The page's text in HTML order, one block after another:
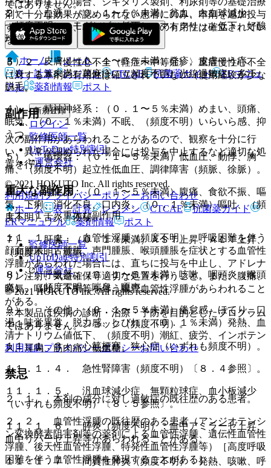
２）． 血液：（０．１〜５％未満）貧血、白血球減少、
（頻度不明）ヘモグロビン低下、ヘマトクリット低下、好酸
球増多。
３）． 皮膚：（０．１〜５％未満）発疹、皮膚そう痒、
（０．１％未満）蕁麻疹、（頻度不明）光線過敏症、多汗、
脱毛。
４）． 精神神経系：（０．１〜５％未満）めまい、頭痛、
眠気、（０．１％未満）不眠、（頻度不明）いらいら感、抑
うつ。
５）． 循環器：（０．１〜５％未満）低血圧、動悸、胸
痛、（頻度不明）起立性低血圧、調律障害（頻脈、徐脈）。
６）． 消化器：（０．１〜５％未満）腹痛、食欲不振、嘔
気、下痢、消化不良、口内炎、（０．１％未満）嘔吐、（頻
度不明）舌炎、便秘。
７）． 肝臓：（０．１％未満）ＡＳＴ上昇、ＡＬＴ上昇、
（頻度不明）黄疸。
８）． 呼吸器：（０．１〜５％未満）咳嗽、咽頭炎（喉頭
炎）、（頻度不明）喘息、嗄声。
９）． その他：（０．１〜５％未満）倦怠感、ほてり、口
渇、味覚異常、脱力感、しびれ、（０．１％未満）発熱、血
清ナトリウム値低下、（頻度不明）潮紅、疲労、インポテン
ス、耳鳴、筋肉痛、低血糖。
禁忌
２．１． 本剤の成分に対し過敏症の既往歴のある患者。
２．２． 血管性浮腫の既往歴のある患者（アンジオテンシ
ン変換酵素阻害剤等の薬剤による血管性浮腫、遺伝性血管性
浮腫、後天性血管性浮腫、特発性血管性浮腫等）［高度呼吸
困難を伴う血管性浮腫を発現することがある］。
剤で十分な効果が認められない患者にのみ、本剤を追加投与
すること（なお、本剤の単独投与での有用性は確立されてい
ない）。
５．２． 〈慢性心不全（軽症〜中等症）〉重症慢性心不全
に対する本剤の有用性は確立されていない（使用経験が少な
い）。
副作用
次の副作用があらわれることがあるので、観察を十分に行
い、異常が認められた場合には投与を中止するなど適切な処
置を行うこと。
重大な副作用
１１．１． 重大な副作用
１１．１．１． 血管性浮腫（頻度不明）：呼吸困難を伴う
顔面腫脹、舌腫脹、声門腫脹、喉頭腫脹を症状とする血管性
浮腫があらわれた場合には、直ちに投与を中止し、アドレナ
リン注射、気道確保等適切な処置を行うこと。また、腹痛、
嘔気、嘔吐、下痢等を伴う腸管血管性浮腫があらわれること
がある。
１１．１．２． ショック（頻度不明）。
１１．１．３． 心筋梗塞、狭心症（いずれも頻度不明）。
１１．１．４． 急性腎障害（頻度不明）〔８．４参照〕。
１１．１．５． 汎血球減少症、無顆粒球症、血小板減少
（いずれも頻度不明）〔８．５参照〕。
１１．１．６． 膵炎（頻度不明）：血中アミラーゼ上昇、
血中リパーゼ上昇等があらわれることがある。
１１．１．７． 間質性肺炎（頻度不明）：発熱、咳嗽、呼
ではありません。
ホーム
ノート
表・計算
レジメン CTCAE 抗菌薬ガイド
ERマニュ
アル
薬剤情報 ポスト
新規登録
ログイン
監修医師一覧
UpToDate特別割引
運営会社
© 2021 HOKUTO Inc. All rights reserved.
利用規約プライバシーポリシーお問い合わせ
ホーム
表・計算 レジメン CTCAE
抗菌薬ガイド
ERマニュアル
薬剤情報 ポスト
監修医師一覧
UpToDate特別割引
運営会社
© 2021 HOKUTO Inc. All rights reserved.
※本製品は疾病の診断・治療・予防を目的としたプログラム
ではありません。
利用規約プライバシーポリシーお問い合わせ